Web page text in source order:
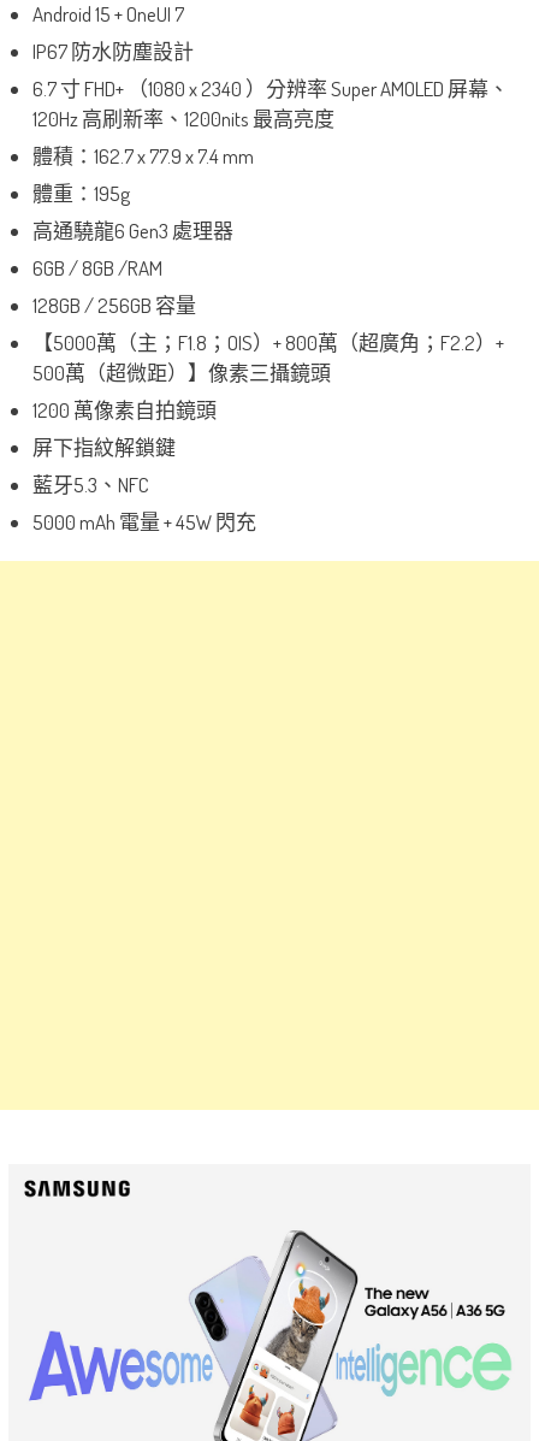
Android 15 + OneUI 7
IP67 防水防塵設計
6.7 寸 FHD+ （1080 x 2340 ）分辨率 Super AMOLED 屏幕、
120Hz 高刷新率、1200nits 最高亮度
體積：162.7 x 77.9 x 7.4 mm
體重：195g
高通驍龍6 Gen3 處理器
6GB / 8GB /RAM
128GB / 256GB 容量
【5000萬（主；F1.8；OIS）+ 800萬（超廣角；F2.2）+
500萬（超微距）】像素三攝鏡頭
1200 萬像素自拍鏡頭
屏下指紋解鎖鍵
藍牙5.3、NFC
5000 mAh 電量 + 45W 閃充